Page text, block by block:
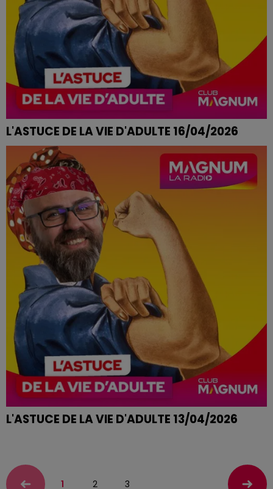
L'ASTUCE DE LA VIE D'ADULTE 16/04/2026
MAISON QUI SENT LE RENFERMÉ
L'ASTUCE DE LA VIE D'ADULTE 13/04/2026
1 2 3